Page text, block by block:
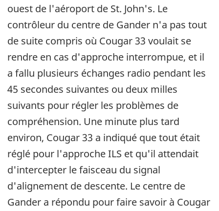
ouest de l'aéroport de St. John's. Le
contrôleur du centre de Gander n'a pas tout
de suite compris où Cougar 33 voulait se
rendre en cas d'approche interrompue, et il
a fallu plusieurs échanges radio pendant les
45 secondes suivantes ou deux milles
suivants pour régler les problèmes de
compréhension. Une minute plus tard
environ, Cougar 33 a indiqué que tout était
réglé pour l'approche ILS et qu'il attendait
d'intercepter le faisceau du signal
d'alignement de descente. Le centre de
Gander a répondu pour faire savoir à Cougar